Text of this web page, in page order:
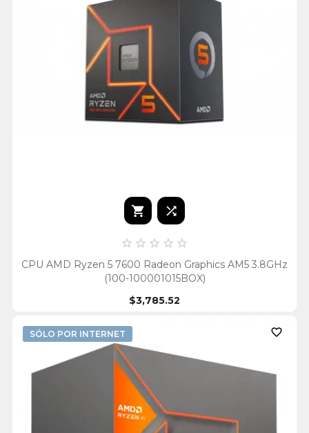
 
    
CPU AMD Ryzen 5 7600 Radeon Graphics AM5 3.8GHz
(100-100001015BOX)
$3,785.52
SÓLO POR INTERNET 